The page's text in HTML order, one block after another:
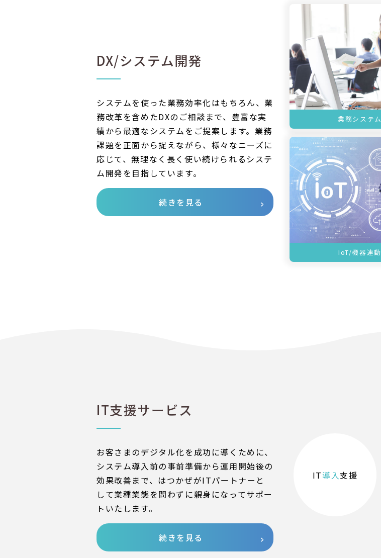
DX/システム開発
システムを使った業務効率化はもちろん、業
務改革を含めたDXのご相談まで、豊富な実
績から最適なシステムをご提案します。業務
課題を正面から捉えながら、様々なニーズに
応じて、無理なく長く使い続けられるシステ
ム開発を目指しています。
続きを見る
業務システム
IoT/機器連動
IT支援サービス
お客さまのデジタル化を成功に導くために、
システム導入前の事前準備から運用開始後の
効果改善まで、はつかぜがITパートナーと
して業種業態を問わずに親身になってサポー
トいたします。
続きを見る
IT導入支援